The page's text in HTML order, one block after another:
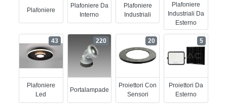
Plafoniere
Plafoniere Da
Interno
Plafoniere
Industriali
Plafoniere
Industriali Da
Esterno
Plafoniere
Led
43
Portalampade
220
Proiettori Con
Sensori
20
Proiettori Da
Esterno
5